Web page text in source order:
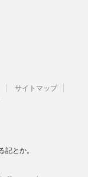
サイトマップ
記とか。